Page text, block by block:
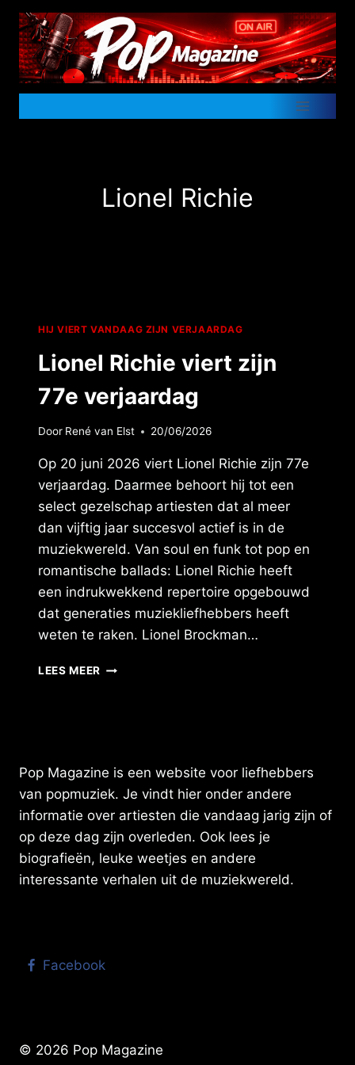
Doorgaan
naar
inhoud
Lionel Richie
HIJ VIERT VANDAAG ZIJN VERJAARDAG
Lionel Richie viert zijn
77e verjaardag
Door René van Elst 20/06/2026
Op 20 juni 2026 viert Lionel Richie zijn 77e
verjaardag. Daarmee behoort hij tot een
select gezelschap artiesten dat al meer
dan vijftig jaar succesvol actief is in de
muziekwereld. Van soul en funk tot pop en
romantische ballads: Lionel Richie heeft
een indrukwekkend repertoire opgebouwd
dat generaties muziekliefhebbers heeft
weten te raken. Lionel Brockman…
LEES MEER LIONEL
Pop Magazine is een website voor liefhebbers
van popmuziek. Je vindt hier onder andere
informatie over artiesten die vandaag jarig zijn of
op deze dag zijn overleden. Ook lees je
biografieën, leuke weetjes en andere
interessante verhalen uit de muziekwereld.
Facebook
© 2026 Pop Magazine